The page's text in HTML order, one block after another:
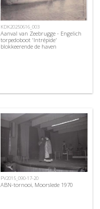
KDK20250616_003
Aanval van Zeebrugge - Engelich
torpedoboot 'Intrépide'
blokkeerende de haven
PV2015_090-17-20
ABN-tornooi, Moorslede 1970